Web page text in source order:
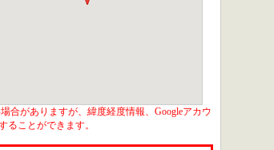
合がありますが、緯度経度情報、Googleアカウ
ることができます。